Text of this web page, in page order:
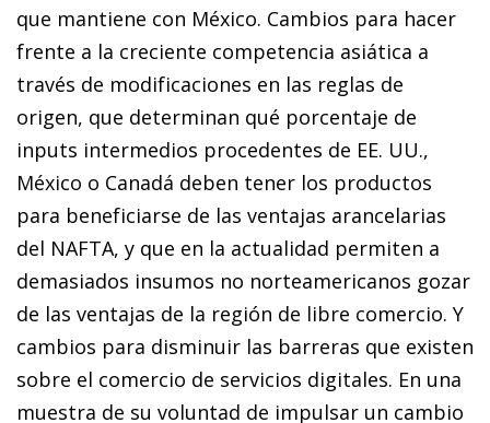
que mantiene con México. Cambios para hacer
frente a la creciente competencia asiática a
través de modificaciones en las reglas de
origen, que determinan qué porcentaje de
inputs intermedios procedentes de EE. UU.,
México o Canadá deben tener los productos
para beneficiarse de las ventajas arancelarias
del NAFTA, y que en la actualidad permiten a
demasiados insumos no norteamericanos gozar
de las ventajas de la región de libre comercio. Y
cambios para disminuir las barreras que existen
sobre el comercio de servicios digitales. En una
muestra de su voluntad de impulsar un cambio